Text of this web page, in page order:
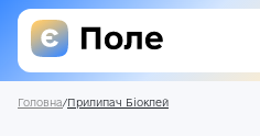
Головна/Прилипач Біоклей